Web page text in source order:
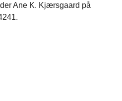
Ane K. Kjærsgaard på